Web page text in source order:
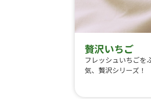
贅沢いちご
フレッシュいちごを
気、贅沢シリーズ！